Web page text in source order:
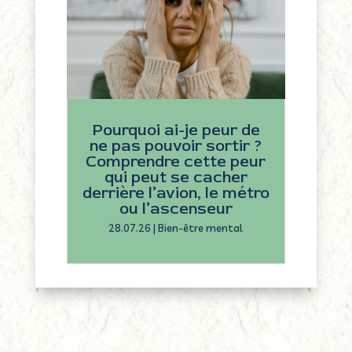
Pourquoi ai-je peur de
ne pas pouvoir sortir ?
Comprendre cette peur
qui peut se cacher
derrière l’avion, le métro
ou l’ascenseur
28.07.26 |Bien-être mental